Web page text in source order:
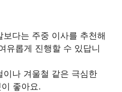
보다는 주중 이사를 추천해
유롭게 진행할 수 있답니
이나 겨울철 같은 극심한
좋아요.